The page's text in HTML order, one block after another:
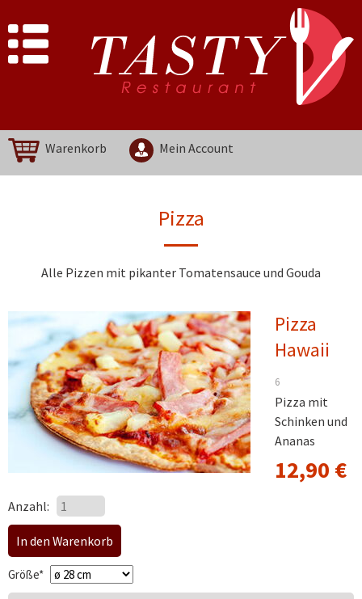
Warenkorb Mein Account
Pizza
Alle Pizzen mit pikanter Tomatensauce und Gouda
Pizza
Hawaii
6
Pizza mit
Schinken und
Ananas
12,90 €
Anzahl:
Pflichtfeld
Größe*